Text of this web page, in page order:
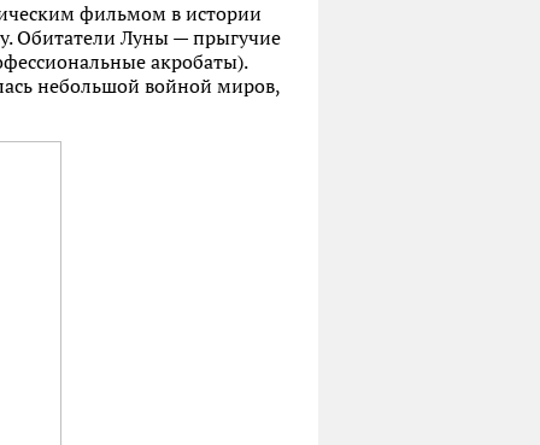
фильмом в истории
Обитатели Луны — прыгучие
акробаты).
небольшой войной миров,